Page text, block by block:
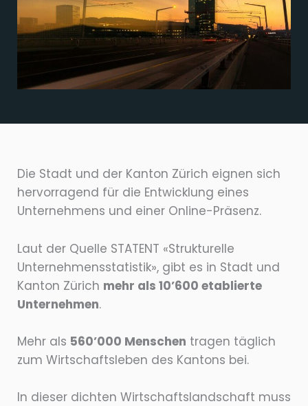
Die Stadt und der Kanton Zürich eignen sich
hervorragend für die Entwicklung eines
Unternehmens und einer Online-Präsenz.
Laut der Quelle STATENT «Strukturelle
Unternehmensstatistik», gibt es in Stadt und
Kanton Zürich mehr als 10’600 etablierte
Unternehmen.
Mehr als 560’000 Menschen tragen täglich
zum Wirtschaftsleben des Kantons bei.
In dieser dichten Wirtschaftslandschaft muss